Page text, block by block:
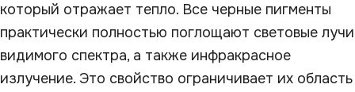
который отражает тепло. Все черные пигменты
практически полностью поглощают световые лучи
видимого спектра, а также инфракрасное
излучение. Это свойство ограничивает их область